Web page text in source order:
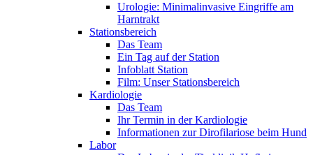
Urologie: Minimalinvasive Eingriffe am
Harntrakt
Stationsbereich
Das Team
Ein Tag auf der Station
Infoblatt Station
Film: Unser Stationsbereich
Kardiologie
Das Team
Ihr Termin in der Kardiologie
Informationen zur Dirofilariose beim Hund
Labor